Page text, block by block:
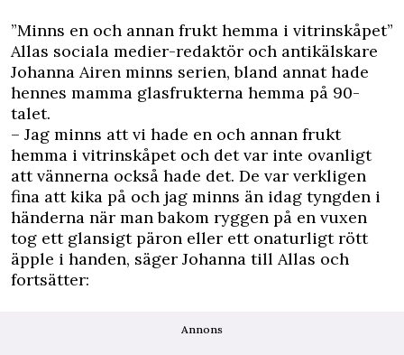
”Minns en och annan frukt hemma i vitrinskåpet”
Allas sociala medier-redaktör och antikälskare
Johanna Airen minns serien, bland annat hade
hennes mamma glasfrukterna hemma på 90-
talet.
– Jag minns att vi hade en och annan frukt
hemma i vitrinskåpet och det var inte ovanligt
att vännerna också hade det. De var verkligen
fina att kika på och jag minns än idag tyngden i
händerna när man bakom ryggen på en vuxen
tog ett glansigt päron eller ett onaturligt rött
äpple i handen, säger Johanna till Allas och
fortsätter:
Annons